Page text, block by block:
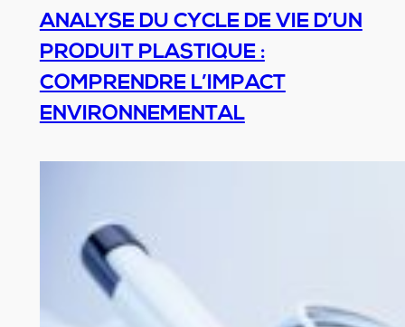
ANALYSE DU CYCLE DE VIE D’UN
PRODUIT PLASTIQUE :
COMPRENDRE L’IMPACT
ENVIRONNEMENTAL